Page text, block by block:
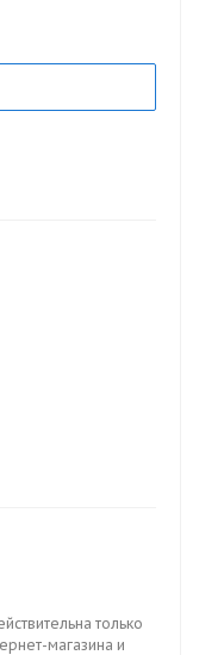
только
магазина и